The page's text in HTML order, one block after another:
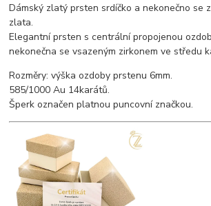
Dámský zlatý prsten srdíčko a nekonečno se
zlata.
Elegantní prsten s centrální propojenou
nekonečna se vsazeným zirkonem ve středu
Rozměry: výška ozdoby prstenu 6mm.
585/1000 Au 14karátů.
Šperk označen platnou puncovní značkou.